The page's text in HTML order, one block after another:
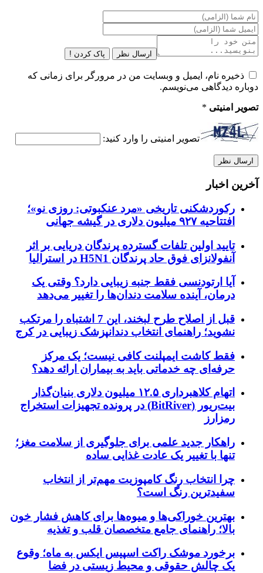
ارسال نظر پاک کردن !
ذخیره نام، ایمیل و وبسایت من در مرورگر برای زمانی که
دوباره دیدگاهی می‌نویسم.
تصویر امنیتی *
تصویر امنیتی را وارد کنید:
آخرین اخبار
رکوردشکنی تاریخی «مرد عنکبوتی: روزی نو»؛
افتتاحیه ۹۲۷ میلیون دلاری در گیشه جهانی
تایید اولین تلفات گسترده پرندگان دریایی بر اثر
آنفولانزای فوق حاد پرندگان H5N1 در استرالیا
آیا ارتودنسی فقط جنبه زیبایی دارد؟ وقتی یک
درمان، آینده سلامت دندان‌ها را تغییر می‌دهد
قبل از اصلاح طرح لبخند، این 7 اشتباه را مرتکب
نشوید؛ راهنمای انتخاب دندانپزشک زیبایی در کرج
فقط کاشت ایمپلنت کافی نیست؛ یک مرکز
حرفه‌ای چه خدماتی باید به بیماران ارائه دهد؟
اتهام کلاهبرداری ۱۲.۵ میلیون دلاری بنیان‌گذار
بیت‌ریور (BitRiver) در پرونده تجهیزات استخراج
رمزارز
راهکار جدید علمی برای جلوگیری از سلامت مغز؛
تنها با تغییر یک عادت غذایی ساده
چرا انتخاب رنگ کامپوزیت مهم‌تر از انتخاب
سفیدترین رنگ است؟
بهترین خوراکی‌ها و میوه‌ها برای کاهش فشار خون
بالا؛ راهنمای جامع متخصصان قلب و تغذیه
برخورد موشک راکت اسپیس ایکس به ماه؛ وقوع
یک چالش حقوقی و محیط زیستی در فضا